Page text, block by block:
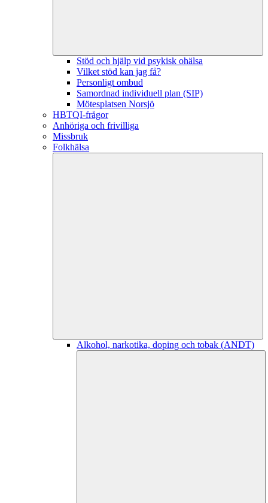
Stöd och hjälp vid psykisk ohälsa
Vilket stöd kan jag få?
Personligt ombud
Samordnad individuell plan (SIP)
Mötesplatsen Norsjö
HBTQI-frågor
Anhöriga och frivilliga
Missbruk
Folkhälsa
Alkohol, narkotika, doping och tobak (ANDT)